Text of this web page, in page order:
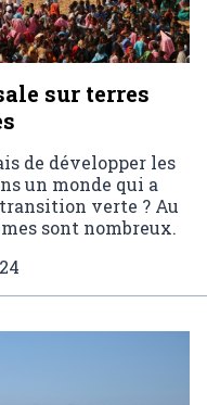
sur terres
de développer les
un monde qui a
verte ? Au
sont nombreux.